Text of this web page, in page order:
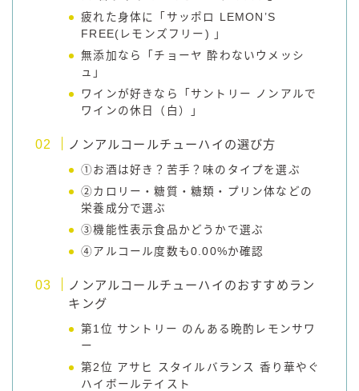
寶「丸おろし」
極上レモンサワー
極上フルーツサワー
すみか
コカ・コーラ
オリオンビール
WATTA
ちゅらWATTA
その他メーカー
素滴しぼり
疲れた身体に「サッポロ LEMON’S
FREE(レモンズフリー) 」
無添加なら「チョーヤ 酔わないウメッシ
ュ」
ワインが好きなら「サントリー ノンアルで
ワインの休日（白）」
ノンアルコールチューハイの選び方
①お酒は好き？苦手？味のタイプを選ぶ
②カロリー・糖質・糖類・プリン体などの
栄養成分で選ぶ
③機能性表示食品かどうかで選ぶ
④アルコール度数も0.00%か確認
ノンアルコールチューハイのおすすめラン
キング
第1位 サントリー のんある晩酌レモンサワ
ー
第2位 アサヒ スタイルバランス 香り華やぐ
ハイボールテイスト